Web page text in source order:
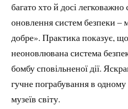
багато хто й досі легковажно
оновлення систем безпеки –
добре». Практика показує,
неоновлювана система
бомбу сповільненої дії.
гучне пограбування в
музеїв світу.